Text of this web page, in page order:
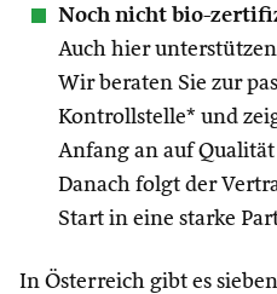
Noch nicht bio-
Auch hier
Wir beraten Sie zur
Kontrollstelle* und
Anfang an auf
Danach folgt der
Start in eine starke
In Österreich gibt es sieben